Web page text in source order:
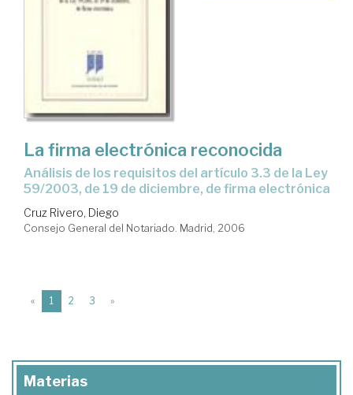
La firma electrónica reconocida
análisis de los requisitos del artículo 3.3 de la Ley
59/2003, de 19 de diciembre, de firma electrónica
Cruz Rivero, Diego
Consejo General del Notariado. Madrid, 2006
« 1 (current)
2 3 »
Materias